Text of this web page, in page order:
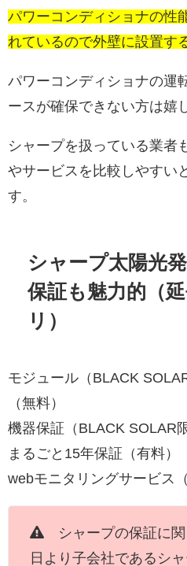
晶
結
晶
パワーコンディショナの性
れているので外壁に設置す
パワーコンディショナの運
ースが確保できない方は嬉
シャープを扱っている業者
やサービスを比較しやすい
す。
シャープ太陽光
保証も魅力的（
リ）
モジュール（BLACK
（無料）
機器保証（BLACK SOLAR
まるごと15年保証（有料）
webモニタリングサービス（
シャープの保証に関
日より子会社であるシ